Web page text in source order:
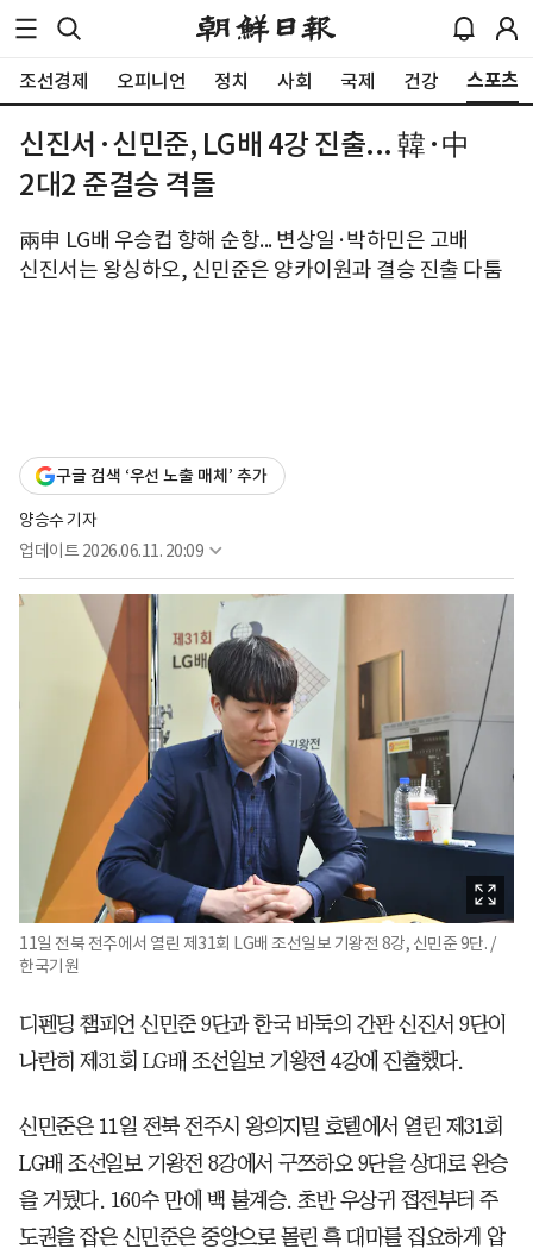
조선경제 오피니언 정치 사회 국제 건강 스포츠
신진서·신민준, LG배 4강 진출... 韓·中
2대2 준결승 격돌
兩申 LG배 우승컵 향해 순항... 변상일·박하민은 고배
신진서는 왕싱하오, 신민준은 양카이원과 결승 진출 다툼
구글 검색 ‘우선 노출 매체’ 추가
양승수 기자
업데이트 2026.06.11. 20:09
11일 전북 전주에서 열린 제31회 LG배 조선일보 기왕전 8강, 신민준 9단. /
한국기원
디펜딩 챔피언 신민준 9단과 한국 바둑의 간판 신진서 9단이
나란히 제31회 LG배 조선일보 기왕전 4강에 진출했다.
신민준은 11일 전북 전주시 왕의지밀 호텔에서 열린 제31회
LG배 조선일보 기왕전 8강에서 구쯔하오 9단을 상대로 완승
을 거뒀다. 160수 만에 백 불계승. 초반 우상귀 접전부터 주
도권을 잡은 신민준은 중앙으로 몰린 흑 대마를 집요하게 압